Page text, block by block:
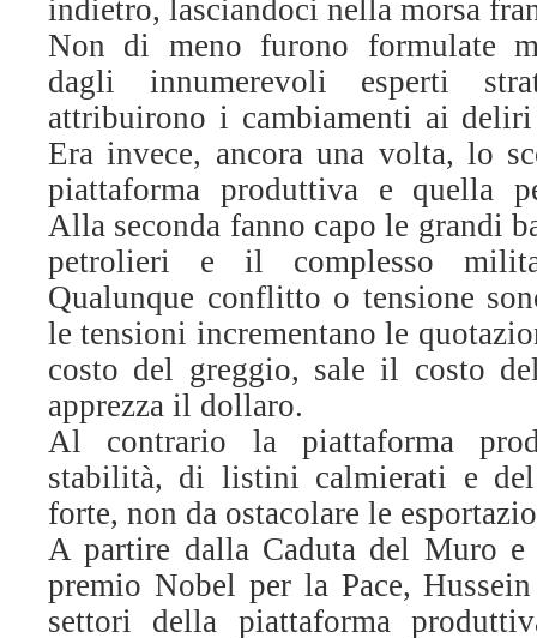
indietro, lasciandoci nella morsa
Non di meno furono formulate
dagli innumerevoli esperti
attribuirono i cambiamenti ai
Era invece, ancora una volta, lo
piattaforma produttiva e quella
Alla seconda fanno capo le grandi
petrolieri e il complesso
Qualunque conflitto o tensione
le tensioni incrementano le
costo del greggio, sale il costo
apprezza il dollaro.
Al contrario la piattaforma
stabilità, di listini calmierati e
forte, non da ostacolare le
A partire dalla Caduta del Muro e
premio Nobel per la Pace,
settori della piattaforma